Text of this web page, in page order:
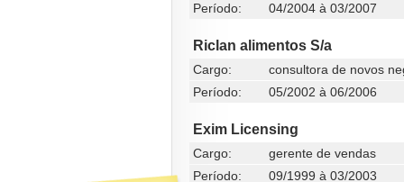
Período:
04/2004 à 03/2007
Riclan alimentos S/a
Cargo:
consultora de novos
Período:
05/2002 à 06/2006
Exim Licensing
Cargo:
gerente de vendas
Período:
09/1999 à 03/2003